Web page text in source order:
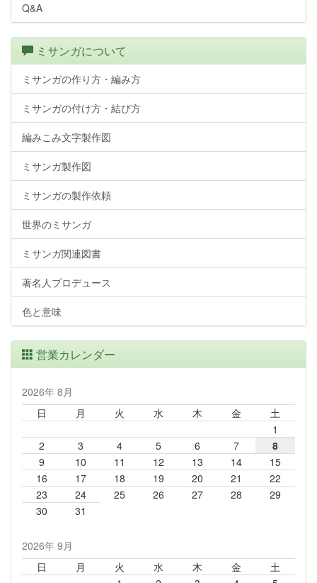
Q&A
ミサンガについて
ミサンガの作り方・編み方
ミサンガの付け方・結び方
編みこみ文字製作図
ミサンガ製作図
ミサンガの製作依頼
世界のミサンガ
ミサンガ関連図書
著名人プロデュース
色と意味
営業カレンダー
2026年 8月
日
月 火 水 木 金
土
1
2
3 4 5 6 7
8
9
10 11 12 13 14
15
16
17 18 19 20 21
22
23
24 25 26 27 28
29
30
31
2026年 9月
日
月 火 水 木 金
土